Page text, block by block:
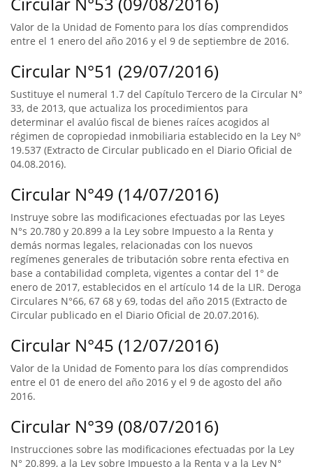
Valor de la Unidad de Fomento para los días comprendidos
entre el 1 enero del año 2016 y el 9 de septiembre de 2016.
Circular N°51 (29/07/2016)
Sustituye el numeral 1.7 del Capítulo Tercero de la Circular N°
33, de 2013, que actualiza los procedimientos para
determinar el avalúo fiscal de bienes raíces acogidos al
régimen de copropiedad inmobiliaria establecido en la Ley Nº
19.537 (Extracto de Circular publicado en el Diario Oficial de
04.08.2016).
Circular N°49 (14/07/2016)
Instruye sobre las modificaciones efectuadas por las Leyes
N°s 20.780 y 20.899 a la Ley sobre Impuesto a la Renta y
demás normas legales, relacionadas con los nuevos
regímenes generales de tributación sobre renta efectiva en
base a contabilidad completa, vigentes a contar del 1° de
enero de 2017, establecidos en el artículo 14 de la LIR. Deroga
Circulares N°66, 67 68 y 69, todas del año 2015 (Extracto de
Circular publicado en el Diario Oficial de 20.07.2016).
Circular N°45 (12/07/2016)
Valor de la Unidad de Fomento para los días comprendidos
entre el 01 de enero del año 2016 y el 9 de agosto del año
2016.
Circular N°39 (08/07/2016)
Instrucciones sobre las modificaciones efectuadas por la Ley
N° 20.899, a la Ley sobre Impuesto a la Renta y a la Ley N°